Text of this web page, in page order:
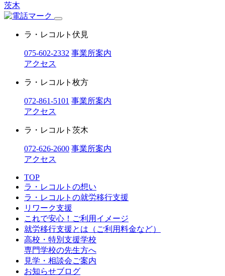
茨木
ラ・レコルト伏見
075-602-2332 事業所案内
アクセス
ラ・レコルト枚方
072-861-5101 事業所案内
アクセス
ラ・レコルト茨木
072-626-2600 事業所案内
アクセス
TOP
ラ・レコルトの想い
ラ・レコルトの就労移行支援
リワーク支援
これで安心！ご利用イメージ
就労移行支援とは（ご利用料金など）
高校・特別支援学校
専門学校の先生方へ
見学・相談会ご案内
お知らせブログ